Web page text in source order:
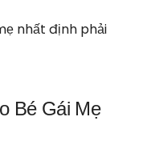
nhất định phải
Bé Gái Mẹ